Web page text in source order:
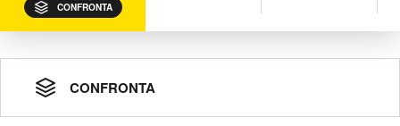
CONFRONTA
CONFRONTA